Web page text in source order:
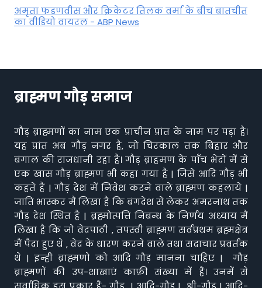
अमृता फडणवीस और क्रिकेटर तिलक वर्मा के बीच बातचीत
का वीडियो वायरल - ABP News
ब्राह्मण गौड़ समाज
गौड़ ब्राह्मणों का नाम एक प्राचीन प्रांत के नाम पर पड़ा है।
यह प्रांत अब गौड़ नगर है, जो चिरकाल तक बिहार और
बंगाल की राजधानी रहा है। गौड़ ब्राहमण के पाँच भेदों में से
एक खास गौड़ ब्राह्मण भी कहा गया है | जिसे आदि गौड़ भी
कहते हैं | गौड़ देश में निवेश करने वाले ब्राह्मण कहलाये |
जाति भास्कर मैं लिखा है कि बंगदेश से लेकर अमरनाथ तक
गौड़ देश स्थित है | ब्रह्मोत्पत्ति निबन्ध के निर्णय अध्याय मैं
लिखा है कि जो वेदपाठी , तपस्वी ब्राह्मण सर्वप्रथम ब्रह्मक्षेत्र
मैं पैदा हुए थे , वेद के धारण करने वाले तथा सदाचार प्रवर्तक
थे | इन्ही ब्राह्मणो को आदि गौड़ मानना चाहिए | गौड़
ब्राह्मणों की उप-शाखाएं काफ़ी संख्या में हैं। उनमें से